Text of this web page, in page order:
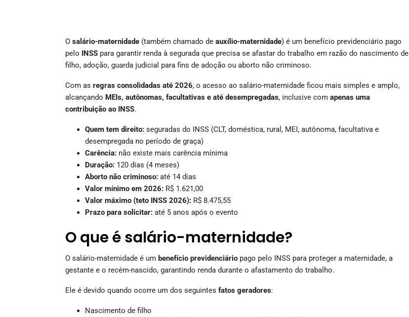
O salário-maternidade (também chamado de auxílio-maternidade) é um benefício previdenciário pago
pelo INSS para garantir renda à segurada que precisa se afastar do trabalho em razão do nascimento de
filho, adoção, guarda judicial para fins de adoção ou aborto não criminoso.
Com as regras consolidadas até 2026, o acesso ao salário-maternidade ficou mais simples e amplo,
alcançando MEIs, autônomas, facultativas e até desempregadas, inclusive com apenas uma
contribuição ao INSS.
Quem tem direito: seguradas do INSS (CLT, doméstica, rural, MEI, autônoma, facultativa e
desempregada no período de graça)
Carência: não existe mais carência mínima
Duração: 120 dias (4 meses)
Aborto não criminoso: até 14 dias
Valor mínimo em 2026: R$ 1.621,00
Valor máximo (teto INSS 2026): R$ 8.475,55
Prazo para solicitar: até 5 anos após o evento
O que é salário-maternidade?
O salário-maternidade é um benefício previdenciário pago pelo INSS para proteger a maternidade, a
gestante e o recém-nascido, garantindo renda durante o afastamento do trabalho.
Ele é devido quando ocorre um dos seguintes fatos geradores:
Nascimento de filho